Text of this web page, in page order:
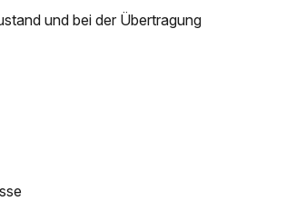
und bei der Übertragung